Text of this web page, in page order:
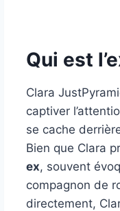
Qui est
Clara
captiver
se cache
Bien que Clara
ex, souvent
compagnon de
directement,